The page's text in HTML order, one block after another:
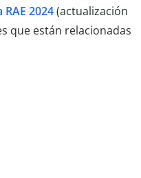
2024(actualización
que están relacionadas